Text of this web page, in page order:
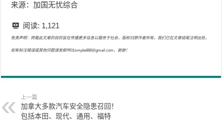
来源：加国无忧综合
阅读: 1,121
免责声明：转载此文章的目的旨在传播更多信息以服务于社会，版权归原作者所有，我们已在文章结尾注明出处，
如有标注错误或其他问题请发邮件01simple888@gmail.com，谢谢！
上一篇
加拿大多款汽车安全隐患召回！
包括本田、现代、通用、福特